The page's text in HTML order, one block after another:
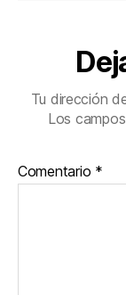
Tu dirección
Los
Comentario *